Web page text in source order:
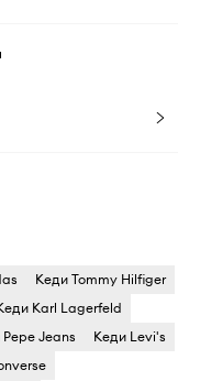
Кеди Tommy Hilfiger
Karl Lagerfeld
Jeans
Кеди Levi's